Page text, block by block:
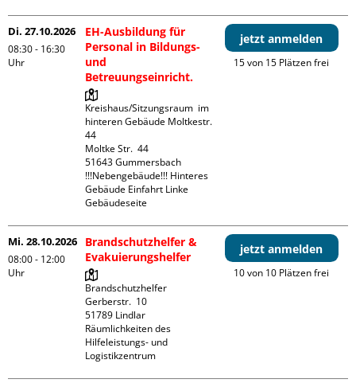
Di. 27.10.2026
08:30 - 16:30
Uhr
EH-Ausbildung für
Personal in Bildungs-
und
Betreuungseinricht.
Kreishaus/Sitzungsraum  im
hinteren Gebäude Moltkestr.
44
Moltke Str.  44
51643 Gummersbach
!!!Nebengebäude!!! Hinteres
Gebäude Einfahrt Linke
Gebäudeseite
jetzt anmelden
15 von 15 Plätzen frei
Mi. 28.10.2026
08:00 - 12:00
Uhr
Brandschutzhelfer &
Evakuierungshelfer
Brandschutzhelfer
Gerberstr.  10
51789 Lindlar
Räumlichkeiten des
Hilfeleistungs- und
Logistikzentrum
jetzt anmelden
10 von 10 Plätzen frei